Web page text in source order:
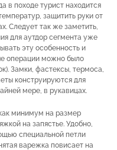
в походе турист находится
защитить руки от
Следует так же заметить,
для аутдор сегмента уже
эту особенность и
операции можно было
Замки, фастексы, термоса,
конструируются для
мере, в рукавицах.
минимум на размер
на запястье. Удобно,
специальной петли
варежка повисает на